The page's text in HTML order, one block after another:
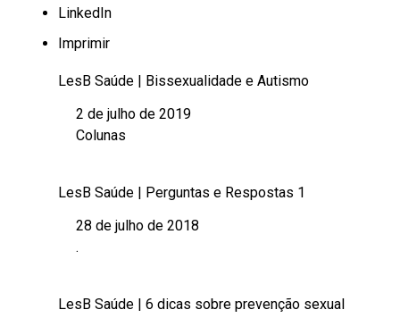
LinkedIn
Imprimir
LesB Saúde | Bissexualidade e Autismo
Data
2 de julho de 2019
Em relação a
Colunas
LesB Saúde | Perguntas e Respostas 1
Data
28 de julho de 2018
Em relação a
.
LesB Saúde | 6 dicas sobre prevenção sexual